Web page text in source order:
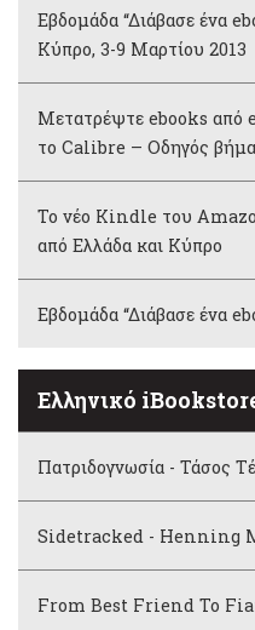
Εβδομάδα “Διάβασε ένα
Κύπρο, 3-9 Μαρτίου 2013
Μετατρέψτε ebooks από
το Calibre – Οδηγός
Το νέο Kindle του
από Ελλάδα και Κύπρο
Εβδομάδα “Διάβασε ένα
Ελληνικό
Πατριδογνωσία - Τάσος
Sidetracked - Henning
From Best Friend To